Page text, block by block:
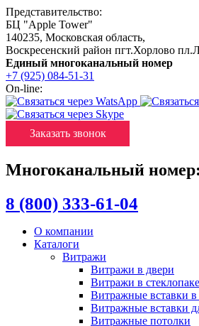
Представительство:
БЦ "Apple Tower"
140235, Московская область,
Воскресенский район пгт.Хорлово
Единый многоканальный номер
+7 (925) 084-51-31
On-line:
Заказать звонок
Многоканальный номер:
8 (800) 333-61-04
О компании
Каталоги
Витражи
Витражи в двери
Витражи в
Витражные вставки
Витражные вставки
Витражные потолки